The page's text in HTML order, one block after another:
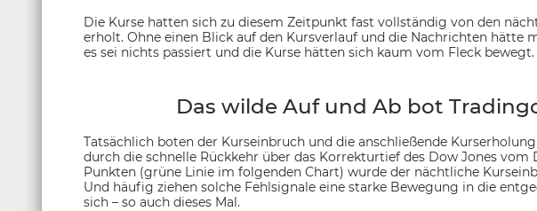
Die Kurse hatten sich zu diesem Zeitpunkt fast vollständig von den
erholt. Ohne einen Blick auf den Kursverlauf und die Nachrichten hätte
es sei nichts passiert und die Kurse hätten sich kaum vom Fleck bewegt.
Das wilde Auf und Ab bot
Tatsächlich boten der Kurseinbruch und die anschließende
durch die schnelle Rückkehr über das Korrekturtief des Dow Jones vom
Punkten (grüne Linie im folgenden Chart) wurde der nächtliche
Und häufig ziehen solche Fehlsignale eine starke Bewegung in die
sich – so auch dieses Mal.